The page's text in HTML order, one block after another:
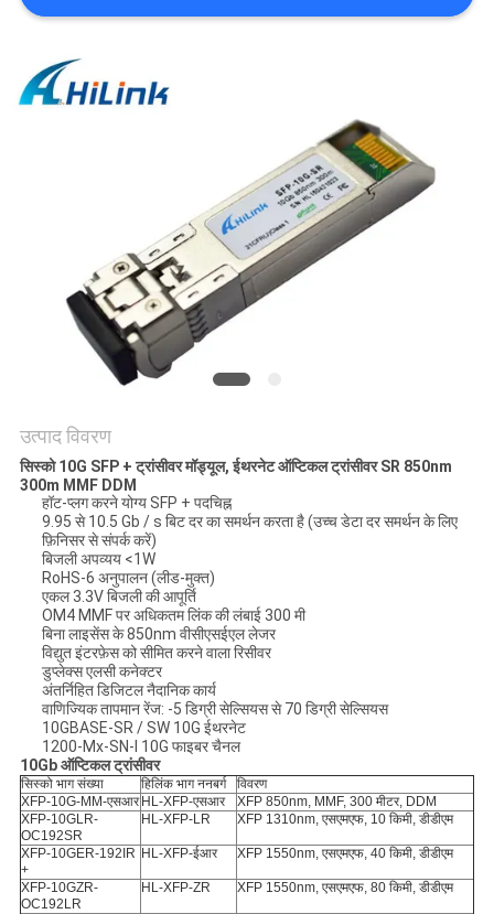
उद्धरण
गोपनीयता
उत्पाद विवरण
सिस्को 10G SFP + ट्रांसीवर मॉड्यूल, ईथरनेट ऑप्टिकल ट्रांसीवर SR 850nm
300m MMF DDM
हॉट-प्लग करने योग्य SFP + पदचिह्न
9.95 से 10.5 Gb / s बिट दर का समर्थन करता है (उच्च डेटा दर समर्थन के लिए
फ़िनिसर से संपर्क करें)
बिजली अपव्यय <1W
RoHS-6 अनुपालन (लीड-मुक्त)
एकल 3.3V बिजली की आपूर्ति
OM4 MMF पर अधिकतम लिंक की लंबाई 300 मी
बिना लाइसेंस के 850nm वीसीएसईएल लेजर
विद्युत इंटरफ़ेस को सीमित करने वाला रिसीवर
डुप्लेक्स एलसी कनेक्टर
अंतर्निहित डिजिटल नैदानिक ​​कार्य
वाणिज्यिक तापमान रेंज: -5 डिग्री सेल्सियस से 70 डिग्री सेल्सियस
10GBASE-SR / SW 10G ईथरनेट
1200-Mx-SN-I 10G फाइबर चैनल
10Gb ऑप्टिकल ट्रांसीवर
सिस्को भाग संख्या हिलिंक भाग ननबर्ग
विवरण
XFP-10G-MM-एसआर HL-XFP-एसआर
XFP 850nm, MMF, 300 मीटर, DDM
XFP-10GLR-
OC192SR
HL-XFP-LR XFP 1310nm, एसएमएफ, 10 किमी, डीडीएम
XFP-10GER-192IR
+
HL-XFP-ईआर XFP 1550nm, एसएमएफ, 40 किमी, डीडीएम
XFP-10GZR-
OC192LR
HL-XFP-ZR XFP 1550nm, एसएमएफ, 80 किमी, डीडीएम